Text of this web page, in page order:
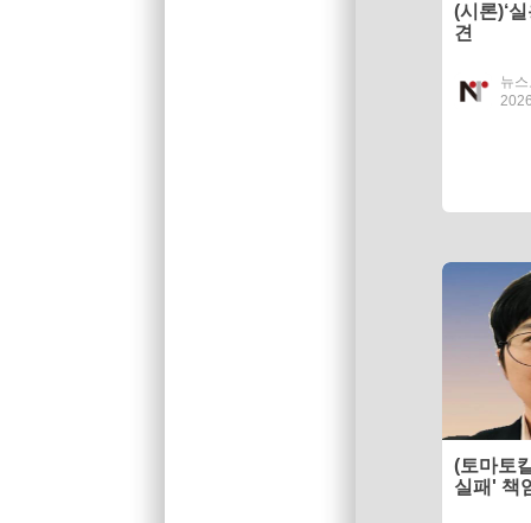
(시론)‘
견
뉴
(토마토
실패' 책